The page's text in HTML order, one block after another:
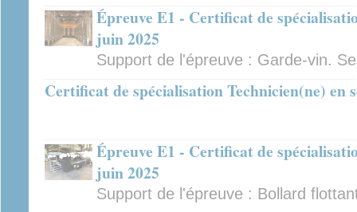
Épreuve E1 - Certificat de
juin 2025
Support de l'épreuve : Garde-vin.
Certificat de spécialisation Technicien(ne) en
Épreuve E1 - Certificat de
juin 2025
Support de l'épreuve : Bollard